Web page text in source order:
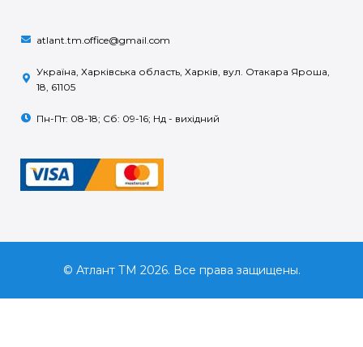
atlant.tm.office@gmail.com
Україна, Харківська область, Харків, вул. Отакара Яроша,
18, 61105
Пн-Пт: 08-18; Сб: 09-16; Нд - вихідний
© Атлант ТМ 2026. Все права защищены.